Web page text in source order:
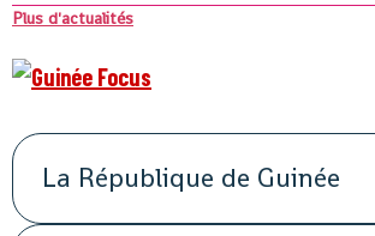
Plus d'actualités
La République de Guinée